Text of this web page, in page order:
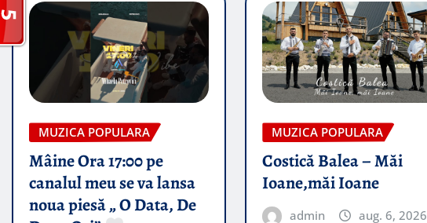
MUZICA POPULARA
Mâine Ora 17:00 pe
canalul meu se va lansa
noua piesă „ O Data, De
MUZICA POPULARA
Costică Balea – Măi
Ioane,măi Ioane
admin aug. 6, 2026